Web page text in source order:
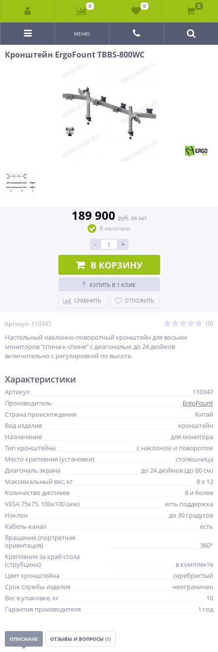
МЕНЮ
Кронштейн ErgoFount TBBS-800WC
Артикул: 110347 (0)
Настольный наклонно-поворотный кронштейн для восьми
мониторов "спина-к-спине" с диагональю до 24 дюймов
включительно с регулировкой по высоте.
189 900 руб. за шт
В наличии
- +
В КОРЗИНУ
КУПИТЬ В 1 КЛИК
СРАВНИТЬ ОТЛОЖИТЬ
Характеристики
Артикул
110347
Производитель
ErgoFount
Страна происхождения
Китай
Вид изделия
кронштейн
Назначение
для монитора
Тип кронштейна
с наклоном и поворотом
Место крепления (установки)
столешница
Диагональ экрана
до 24 дюймов (до 60 см)
Максимальный вес, кг
8 x 12
Количество дисплеев
8 и более
VESA 75x75, 100x100 (мм)
есть поддержка
Наклон
до 30 градусов
Кабель-канал
есть
Вращение (портретная
ориентация)
360°
Крепление за край стола
(струбцина)
в комплекте
Цвет кронштейна
серебристый
Срок службы изделия
неограничен
Вес в упаковке, кг
10
Гарантия производителя
1 год
ОПИСАНИЕ ОТЗЫВЫ И ВОПРОСЫ (0)
0 0 0